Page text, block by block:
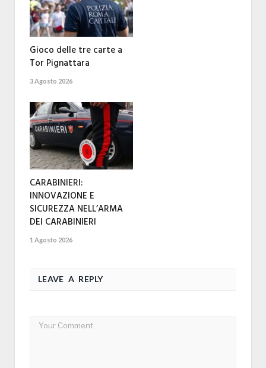
Gioco delle tre carte a
Tor Pignattara
3 Agosto 2026
CARABINIERI:
INNOVAZIONE E
SICUREZZA NELL’ARMA
DEI CARABINIERI
1 Agosto 2026
LEAVE A REPLY